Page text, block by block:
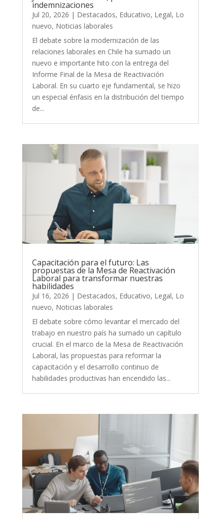
indemnizaciones
Jul 20, 2026 | Destacados, Educativo, Legal, Lo
nuevo, Noticias laborales
El debate sobre la modernización de las
relaciones laborales en Chile ha sumado un
nuevo e importante hito con la entrega del
Informe Final de la Mesa de Reactivación
Laboral. En su cuarto eje fundamental, se hizo
un especial énfasis en la distribución del tiempo
de...
Capacitación para el futuro: Las
propuestas de la Mesa de Reactivación
Laboral para transformar nuestras
habilidades
Jul 16, 2026 | Destacados, Educativo, Legal, Lo
nuevo, Noticias laborales
El debate sobre cómo levantar el mercado del
trabajo en nuestro país ha sumado un capítulo
crucial. En el marco de la Mesa de Reactivación
Laboral, las propuestas para reformar la
capacitación y el desarrollo continuo de
habilidades productivas han encendido las...